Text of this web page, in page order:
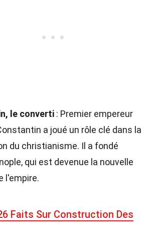
le converti : Premier empereur
a joué un rôle clé dans la
du christianisme. Il a fondé
qui est devenue la nouvelle
l'empire.
Faits Sur Construction Des